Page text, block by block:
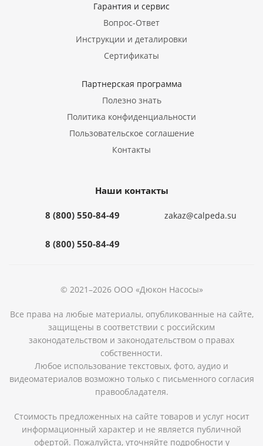
Гарантия и сервис
Вопрос-Ответ
Инструкции и деталировки
Сертификаты
Партнерская программа
Полезно знать
Политика конфиденциальности
Пользовательское соглашение
Контакты
Наши контакты
8 (800) 550-84-49
8 (800) 550-84-49
zakaz@calpeda.su
© 2021–2026 ООО «Дюкон Насосы»
Все права на любые материалы, опубликованные на сайте,
защищены в соответствии с российским
законодательством и законодательством о правах
собственности.
Любое использование текстовых, фото, аудио и
видеоматериалов возможно только с письменного согласия
правообладателя.
Стоимость предложенных на сайте товаров и услуг носит
информационный характер и не является публичной
офертой. Пожалуйста, уточняйте подробности у